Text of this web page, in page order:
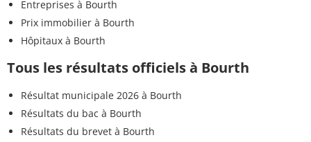
Entreprises à Bourth
Prix immobilier à Bourth
Hôpitaux à Bourth
Tous les résultats officiels à Bourth
Résultat municipale 2026 à Bourth
Résultats du bac à Bourth
Résultats du brevet à Bourth